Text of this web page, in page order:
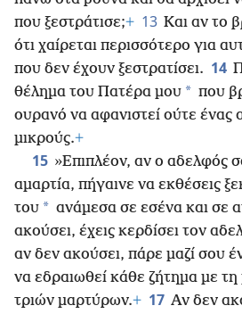
που ξεστράτισε;+ 13 Και αν το
ότι χαίρεται περισσότερο για
που δεν έχουν ξεστρατίσει. 14
θέλημα του Πατέρα μου * που
ουρανό να αφανιστεί ούτε ένας
μικρούς.+
15 »Επιπλέον, αν ο αδελφός
αμαρτία, πήγαινε να εκθέσεις
του * ανάμεσα σε εσένα και σε
ακούσει, έχεις κερδίσει τον
αν δεν ακούσει, πάρε μαζί σου
να εδραιωθεί κάθε ζήτημα με τη
τριών μαρτύρων.+ 17 Αν δεν